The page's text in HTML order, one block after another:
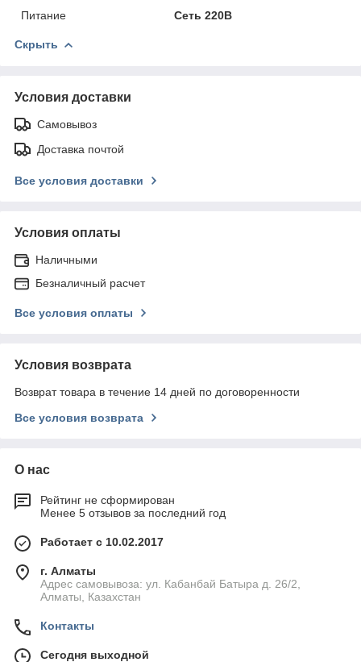
Питание
Сеть 220В
Скрыть
Условия доставки
Самовывоз
Доставка почтой
Все условия доставки
Условия оплаты
Наличными
Безналичный расчет
Все условия оплаты
Условия возврата
Возврат товара в течение 14 дней по договоренности
Все условия возврата
О нас
Рейтинг не сформирован
Менее 5 отзывов за последний год
Работает с 10.02.2017
г. Алматы
Адрес самовывоза: ул. Кабанбай Батыра д. 26/2,
Алматы, Казахстан
Контакты
Сегодня выходной